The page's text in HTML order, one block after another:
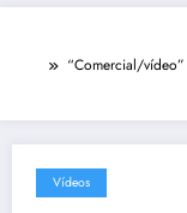
“Comercial/
Vídeos